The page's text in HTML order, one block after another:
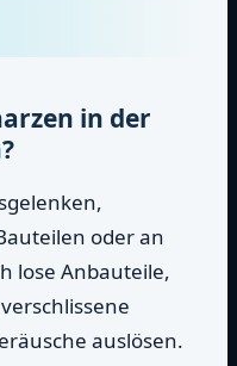
in der
oder an
lose Anbauteile,
auslösen.